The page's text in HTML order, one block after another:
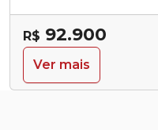
R$ 92.900
Ver mais